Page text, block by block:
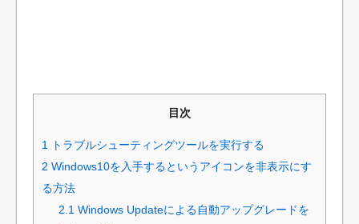
目次
1
トラブルシューティングツールを実行する
2 Windows10を入手するというアイコンを非表示にす
る方法
2.1 Windows Updateによる自動アップグレードを